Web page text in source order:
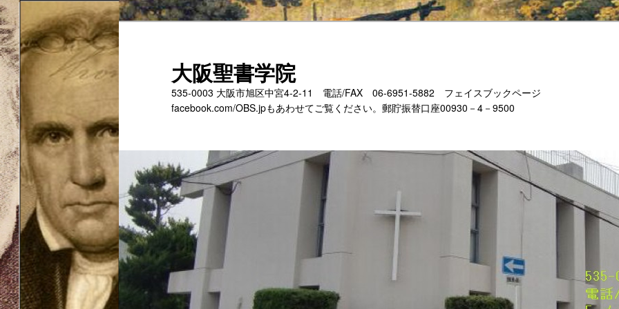
メ
イ
ン
コ
ン
テ
ン
ツ
へ
移
動
サ
ブ
コ
ン
テ
ン
ツ
へ
移
動
大阪聖書学院
535-0003 大阪市旭区中宮4-2-11 電話/FAX 06-6951-5882 フェイスブックページ
facebook.com/OBS.jpもあわせてご覧ください。郵貯振替口座00930－4－9500